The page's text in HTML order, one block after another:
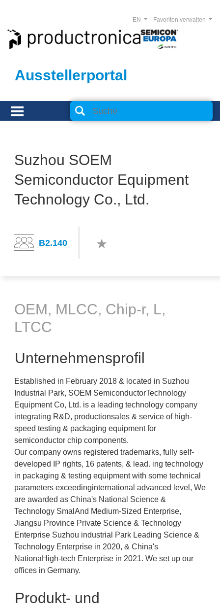
Ausstellerportal
Favoriten verwalten
EN
Suzhou SOEM
Semiconductor Equipment
Technology Co., Ltd.
B2.140
OEM, MLCC, Chip-r, L,
LTCC
Unternehmensprofil
Established in February 2018 & located in Suzhou
Industrial Park, SOEM SemiconductorTechnology
Equipment Co, Ltd. is a leading technology company
integrating R&D, productionsales & service of high-
speed testing & packaging equipment for
semiconductor chip components.
Our company owns registered trademarks, fully self-
developed IP rights, 16 patents, & lead. ing technology
in packaging & testing equipment with some technical
parameters exceedinginternational advanced level, We
are awarded as China's National Science &
Technology SmalAnd Medium-Sized Enterprise,
Jiangsu Province Private Science & Technology
Enterprise Suzhou industrial Park Leading Science &
Technology Enterprise in 2020, & China's
NationaHigh-tech Enterprise in 2021. We set up our
offices in Germany.
Produkt- und